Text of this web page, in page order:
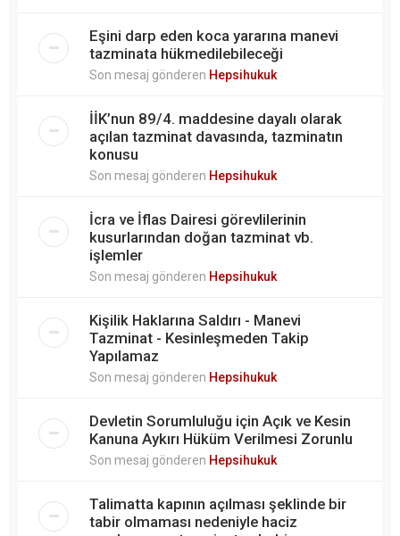
Eşini darp eden koca yararına manevi
tazminata hükmedilebileceği
Son mesaj gönderen Hepsihukuk
İİK’nun 89/4. maddesine dayalı olarak
açılan tazminat davasında, tazminatın
konusu
Son mesaj gönderen Hepsihukuk
İcra ve İflas Dairesi görevlilerinin
kusurlarından doğan tazminat vb.
işlemler
Son mesaj gönderen Hepsihukuk
Kişilik Haklarına Saldırı - Manevi
Tazminat - Kesinleşmeden Takip
Yapılamaz
Son mesaj gönderen Hepsihukuk
Devletin Sorumluluğu için Açık ve Kesin
Kanuna Aykırı Hüküm Verilmesi Zorunlu
Son mesaj gönderen Hepsihukuk
Talimatta kapının açılması şeklinde bir
tabir olmaması nedeniyle haciz